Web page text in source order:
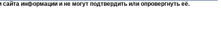
информации и не могут подтвердить или опровергнуть её.